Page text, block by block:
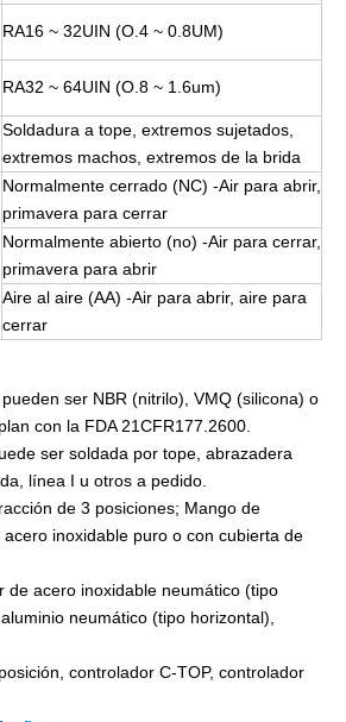
RA16 ~ 32UIN (O.4 ~ 0.8UM)
RA32 ~ 64UIN (O.8 ~ 1.6um)
Soldadura a tope, extremos sujetados,
extremos machos, extremos de la brida
Normalmente cerrado (NC) -Air para abrir,
primavera para cerrar
Normalmente abierto (no) -Air para cerrar,
primavera para abrir
Aire al aire (AA) -Air para abrir, aire para
cerrar
ser NBR (nitrilo), VMQ (silicona) o
con la FDA 21CFR177.2600.
ser soldada por tope, abrazadera
línea I u otros a pedido.
de 3 posiciones; Mango de
inoxidable puro o con cubierta de
de acero inoxidable neumático (tipo
neumático (tipo horizontal),
controlador C-TOP, controlador